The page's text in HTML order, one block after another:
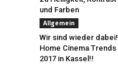
und Farben
Allgemein
Wir sind wieder dabei!
Home Cinema Trends
2017 in Kassel!!